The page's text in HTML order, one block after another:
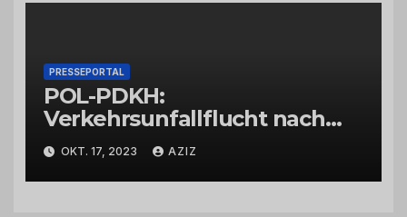
PRESSEPORTAL
POL-PDKH:
Verkehrsunfallflucht nach
Abbiegevorgang
OKT. 17, 2023 AZIZ